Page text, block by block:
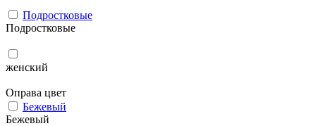
Подростковые
Подростковые
женский
Оправа цвет
Бежевый
Бежевый